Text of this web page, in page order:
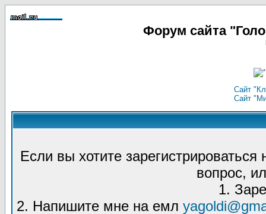
Форум сайта
Сайт
Сайт
Если вы хотите
вопрос,
1.
2. Напишите мне на емл